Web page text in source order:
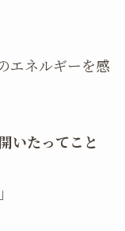
エネルギーを感
いたってこと